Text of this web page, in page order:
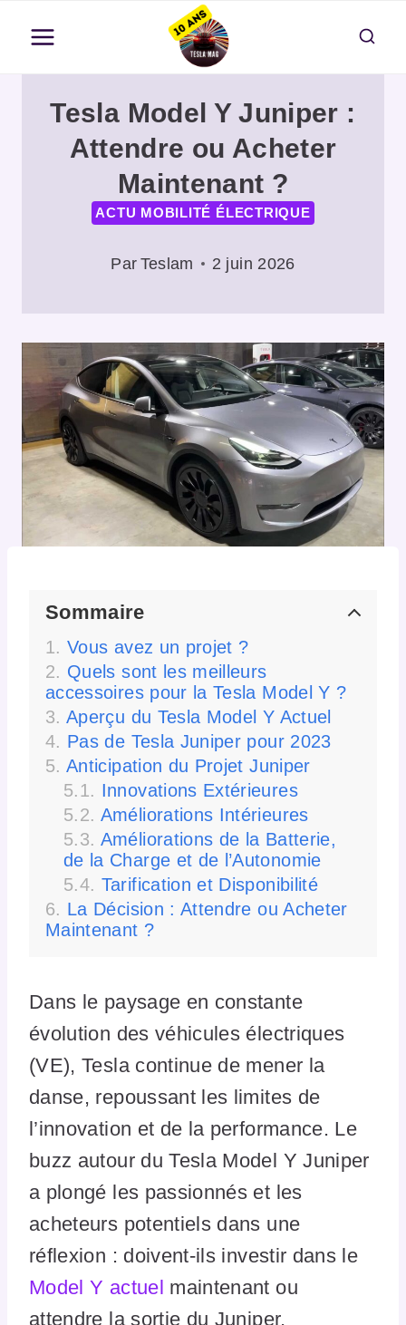
contenu
Tesla Model Y Juniper :
Attendre ou Acheter
Maintenant ?
ACTU MOBILITÉ ÉLECTRIQUE
Par Teslam 2 juin 2026
Sommaire
Vous avez un projet ?
Quels sont les meilleurs
accessoires pour la Tesla Model Y ?
Aperçu du Tesla Model Y Actuel
Pas de Tesla Juniper pour 2023
Anticipation du Projet Juniper
Innovations Extérieures
Améliorations Intérieures
Améliorations de la Batterie,
de la Charge et de l’Autonomie
Tarification et Disponibilité
La Décision : Attendre ou Acheter
Maintenant ?
Dans le paysage en constante
évolution des véhicules électriques
(VE), Tesla continue de mener la
danse, repoussant les limites de
l’innovation et de la performance. Le
buzz autour du Tesla Model Y Juniper
a plongé les passionnés et les
acheteurs potentiels dans une
réflexion : doivent-ils investir dans le
Model Y actuel maintenant ou
attendre la sortie du Juniper,